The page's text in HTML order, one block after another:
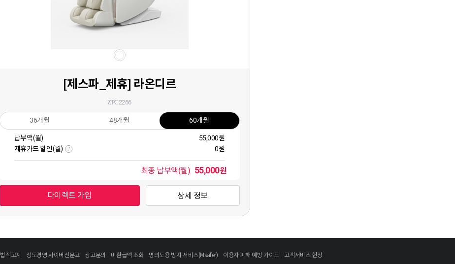
[제스파_제휴] 라온디르
ZPC2266
36개월 48개월 60개월
납부액(월)
55,000원
제휴카드 할인(월)
? 0원
최종 납부액(월) 55,000원
다이렉트 가입 상세 정보
법적고지 정도경영 사이버신문고 광고문의 미환급액 조회 명의도용 방지 서비스(Msafer) 이용자 피해 예방 가이드 고객서비스 헌장